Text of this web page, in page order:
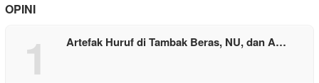
OPINI
1 Artefak Huruf di Tambak Beras, NU, dan A…